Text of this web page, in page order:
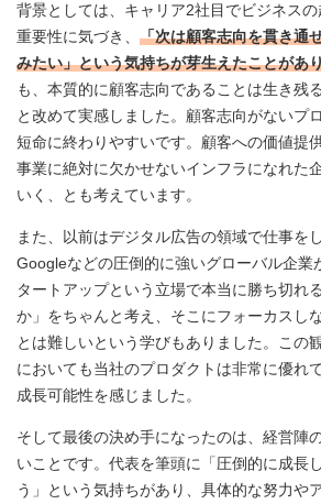
背景としては、キャリア2社目でビジネス
重要性に気づき、 「次は顧客志向を貫き通
みたい」という気持ちが芽生えたことがあ
も、本質的に顧客志向であることは生き残
と改めて実感しました。顧客志向がないプ
短命に終わりやすいです。顧客への価値提
事業に絶対に欠かせないインフラになれた
いく、とも考えています。
また、以前はデジタル広告の領域で仕事を
Googleなどの圧倒的に強いグローバル企業
タートアップという立場で本当に勝ち切れ
か」をちゃんと考え、そこにフォーカスし
とは難しいという学びもありました。この
においても当社のプロダクトは非常に優れ
成長可能性を感じました。
そして最後の決め手になったのは、経営陣
いことです。代表を筆頭に「圧倒的に成長
う」という気持ちがあり、具体的な努力や